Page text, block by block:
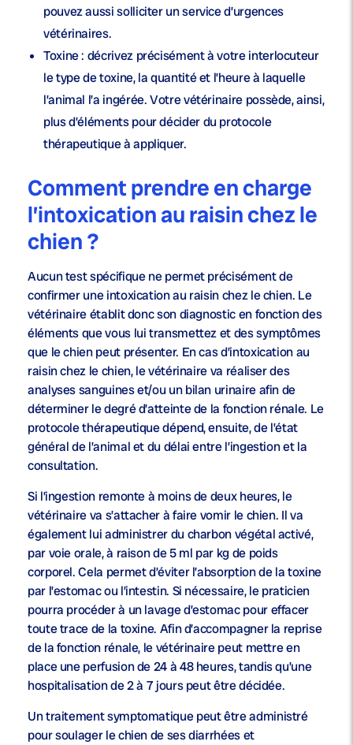
pouvez aussi solliciter un service d’urgences
vétérinaires.
Toxine : décrivez précisément à votre interlocuteur
le type de toxine, la quantité et l’heure à laquelle
l’animal l’a ingérée. Votre vétérinaire possède, ainsi,
plus d’éléments pour décider du protocole
thérapeutique à appliquer.
Comment prendre en charge
l’intoxication au raisin chez le
chien ?
Aucun test spécifique ne permet précisément de
confirmer une intoxication au raisin chez le chien. Le
vétérinaire établit donc son diagnostic en fonction des
éléments que vous lui transmettez et des symptômes
que le chien peut présenter. En cas d’intoxication au
raisin chez le chien, le vétérinaire va réaliser des
analyses sanguines et/ou un bilan urinaire afin de
déterminer le degré d’atteinte de la fonction rénale. Le
protocole thérapeutique dépend, ensuite, de l’état
général de l’animal et du délai entre l’ingestion et la
consultation.
Si l’ingestion remonte à moins de deux heures, le
vétérinaire va s’attacher à faire vomir le chien. Il va
également lui administrer du charbon végétal activé,
par voie orale, à raison de 5 ml par kg de poids
corporel. Cela permet d’éviter l’absorption de la toxine
par l’estomac ou l’intestin. Si nécessaire, le praticien
pourra procéder à un lavage d’estomac pour effacer
toute trace de la toxine. Afin d’accompagner la reprise
de la fonction rénale, le vétérinaire peut mettre en
place une perfusion de 24 à 48 heures, tandis qu’une
hospitalisation de 2 à 7 jours peut être décidée.
Un traitement symptomatique peut être administré
pour soulager le chien de ses diarrhées et